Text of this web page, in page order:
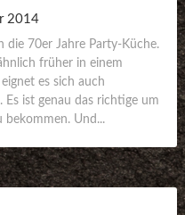
2014
die 70er Jahre Party-Küche.
früher in einem
es sich auch
ist genau das richtige um
bekommen. Und...